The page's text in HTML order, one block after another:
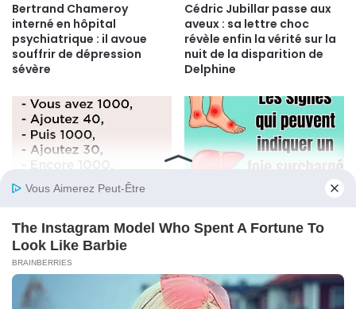
Bertrand Chameroy
interné en hôpital
psychiatrique : il avoue
souffrir de dépression
sévère
Cédric Jubillar passe aux
aveux : sa lettre choc
révèle enfin la vérité sur la
nuit de la disparition de
Delphine
Trompe : Le Piège Cognitif
du Calcul Mental et
Comment le Déjouer
indices d’une surcharge